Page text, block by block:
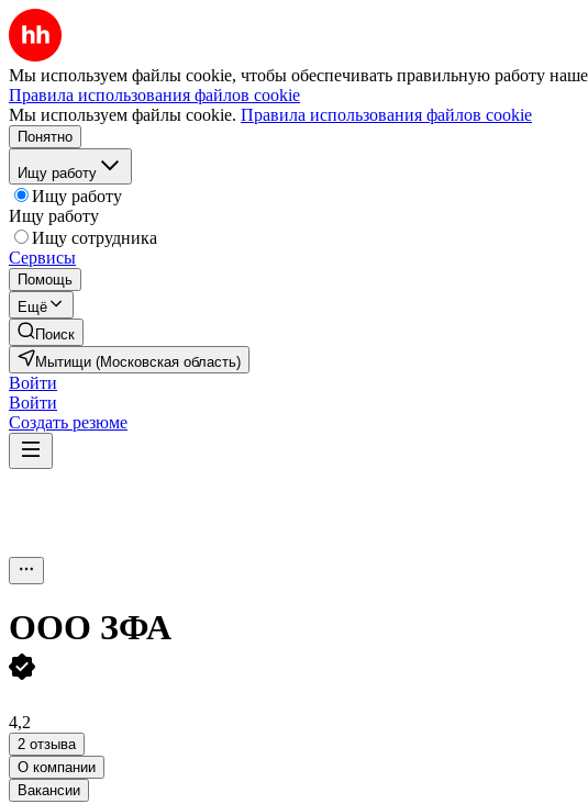
Мы используем файлы cookie, чтобы обеспечивать правильную работу
Правила использования файлов cookie
Мы используем файлы cookie. Правила использования файлов cookie
Понятно
Ищу работу
Ищу работу
Ищу работу
Ищу сотрудника
Сервисы
Помощь
Ещё
Поиск
Мытищи (Московская область)
Войти
Войти
Создать резюме
ООО ЗФА
4,2
2 отзыва
О компании
Вакансии